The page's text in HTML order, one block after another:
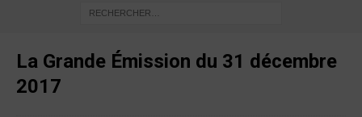
La Grande Émission du 31 décembre
2017